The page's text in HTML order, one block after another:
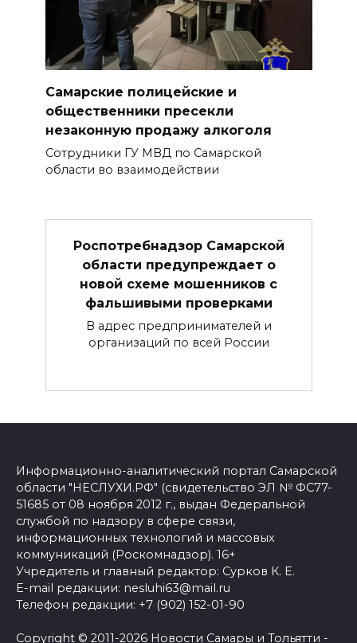
Самарские полицейские и
общественники пресекли
незаконную продажу алкоголя
Сотрудники ГУ МВД по Самарской
области во взаимодействии
Роспотребнадзор Самарской
области предупреждает о
новой схеме мошенников с
фальшивыми проверками
В адрес предпринимателей и
организаций по всей России
Информационно-аналитический портал Самарской
области "НЕСЛУХИ.РФ" (свидетельство ЭЛ № ФС77-
51685 от 08 ноября 2012 г., выдан Федеральной
службой по надзору в сфере связи,
информационных технологий и массовых
коммуникаций (Роскомнадзор). 16+
Учредитель и главный редактор: Сурков К. Е.
E-mail редакции: nesluhi63@mail.ru
Телефон редакции: +7 (902) 152-01-90
Copyright © 2011-2026 Новости Самары и Тольятти -